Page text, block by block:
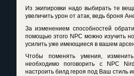
Из экипировки надо выбирать те
увеличить урон от атак, ведь броня
За изменением способностей
помощью этого NPC можно изучить
усилить уже имеющиеся в вашем
Чтобы поменять умения,
необходимо поговорить с NPC
настроить билд героя под Ваш стиль